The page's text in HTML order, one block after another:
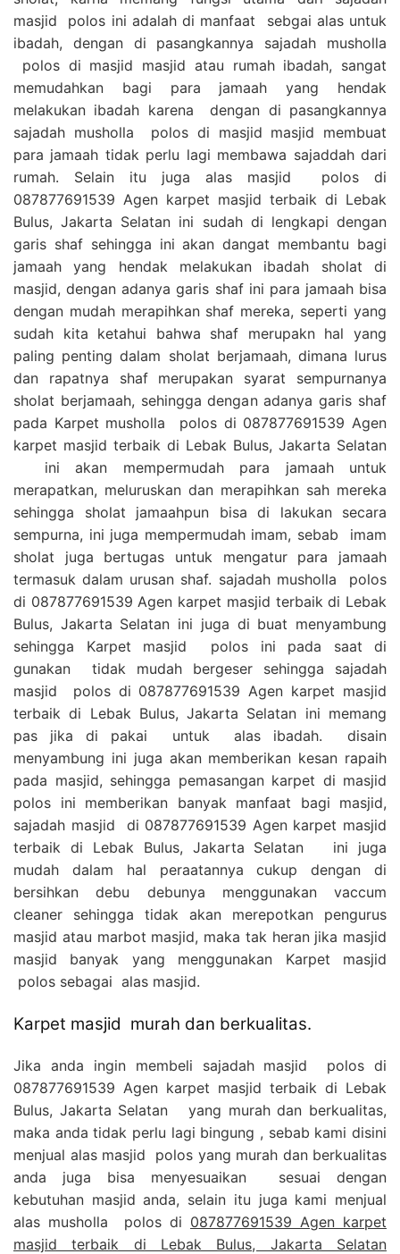
masjid polos ini adalah di manfaat sebgai alas untuk
ibadah, dengan di pasangkannya sajadah musholla
polos di masjid masjid atau rumah ibadah, sangat
memudahkan bagi para jamaah yang hendak
melakukan ibadah karena dengan di pasangkannya
sajadah musholla polos di masjid masjid membuat
para jamaah tidak perlu lagi membawa sajaddah dari
rumah. Selain itu juga alas masjid polos di
087877691539 Agen karpet masjid terbaik di Lebak
Bulus, Jakarta Selatan ini sudah di lengkapi dengan
garis shaf sehingga ini akan dangat membantu bagi
jamaah yang hendak melakukan ibadah sholat di
masjid, dengan adanya garis shaf ini para jamaah bisa
dengan mudah merapihkan shaf mereka, seperti yang
sudah kita ketahui bahwa shaf merupakn hal yang
paling penting dalam sholat berjamaah, dimana lurus
dan rapatnya shaf merupakan syarat sempurnanya
sholat berjamaah, sehingga dengan adanya garis shaf
pada Karpet musholla polos di 087877691539 Agen
karpet masjid terbaik di Lebak Bulus, Jakarta Selatan
ini akan mempermudah para jamaah untuk
merapatkan, meluruskan dan merapihkan sah mereka
sehingga sholat jamaahpun bisa di lakukan secara
sempurna, ini juga mempermudah imam, sebab imam
sholat juga bertugas untuk mengatur para jamaah
termasuk dalam urusan shaf. sajadah musholla polos
di 087877691539 Agen karpet masjid terbaik di Lebak
Bulus, Jakarta Selatan ini juga di buat menyambung
sehingga Karpet masjid polos ini pada saat di
gunakan tidak mudah bergeser sehingga sajadah
masjid polos di 087877691539 Agen karpet masjid
terbaik di Lebak Bulus, Jakarta Selatan ini memang
pas jika di pakai untuk alas ibadah. disain
menyambung ini juga akan memberikan kesan rapaih
pada masjid, sehingga pemasangan karpet di masjid
polos ini memberikan banyak manfaat bagi masjid,
sajadah masjid di 087877691539 Agen karpet masjid
terbaik di Lebak Bulus, Jakarta Selatan ini juga
mudah dalam hal peraatannya cukup dengan di
bersihkan debu debunya menggunakan vaccum
cleaner sehingga tidak akan merepotkan pengurus
masjid atau marbot masjid, maka tak heran jika masjid
masjid banyak yang menggunakan Karpet masjid
polos sebagai alas masjid.
Karpet masjid murah dan berkualitas.
Jika anda ingin membeli sajadah masjid polos di
087877691539 Agen karpet masjid terbaik di Lebak
Bulus, Jakarta Selatan yang murah dan berkualitas,
maka anda tidak perlu lagi bingung , sebab kami disini
menjual alas masjid polos yang murah dan berkualitas
anda juga bisa menyesuaikan sesuai dengan
kebutuhan masjid anda, selain itu juga kami menjual
alas musholla polos di 087877691539 Agen karpet
masjid terbaik di Lebak Bulus, Jakarta Selatan